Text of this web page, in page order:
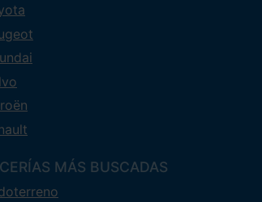
MÁS BUSCADAS